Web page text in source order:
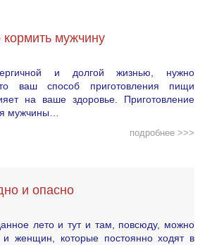
кормить мужчину
и долгой жизнью, нужно
ваш способ приготовления пищи
на ваше здоровье. Приготовление
мужчины…
подробнее >>>
и опасно
лето и тут и там, повсюду, можно
и женщин, которые постоянно ходят в